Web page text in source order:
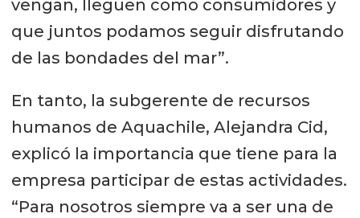
vengan, lleguen como consumidores y
que juntos podamos seguir disfrutando
de las bondades del mar”.
En tanto, la subgerente de recursos
humanos de Aquachile, Alejandra Cid,
explicó la importancia que tiene para la
empresa participar de estas actividades.
“Para nosotros siempre va a ser una de